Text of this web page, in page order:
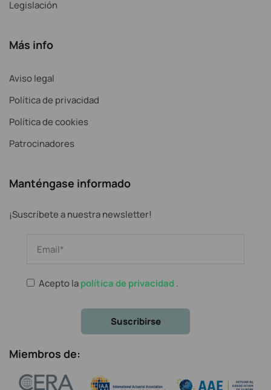
Legislación
Más info
Aviso legal
Política de privacidad
Política de cookies
Patrocinadores
Manténgase informado
¡Suscríbete a nuestra newsletter!
Acepto lapolítica de privacidad .
Miembros de: